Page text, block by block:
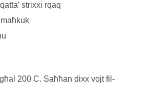
strixxi rqaq
200 C. Saħħan dixx vojt fil-